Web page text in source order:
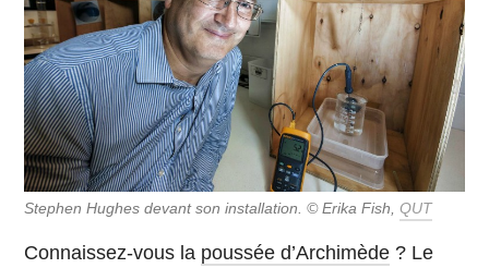
Stephen Hughes devant son installation. © Erika Fish,QUT
Connaissez-vous la poussée d’Archimède ? Le